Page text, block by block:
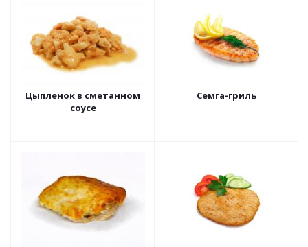
Цыпленок в сметанном
соусе
Семга-гриль